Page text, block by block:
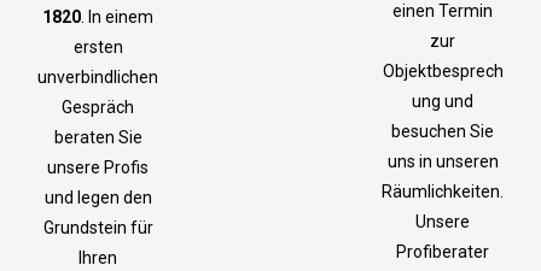
1820. In einem
ersten
unverbindlichen
Gespräch
beraten Sie
unsere Profis
und legen den
Grundstein für
Ihren
einen Termin
zur
Objektbesprech
ung und
besuchen Sie
uns in unseren
Räumlichkeiten.
Unsere
Profiberater